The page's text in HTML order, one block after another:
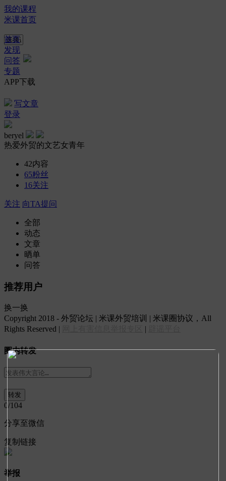
我的课程
米课首页
首页
发现
问答
专题
APP下载
写文章
登录
beryel
热爱外贸的文艺女青年
42内容
65粉丝
16关注
关注 向TA提问
全部
动态
文章
晒单
问答
推荐用户
换一换
Copyright 2018 - 外贸论坛 | 米课外贸培训 | 米课圈协议，All
Rights Reserved |
|
圈内转发
0/104
分享至微信
复制链接
举报